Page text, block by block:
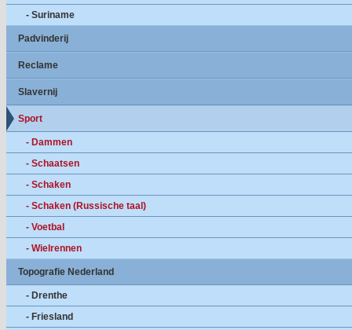
- Suriname
Padvinderij
Reclame
Slavernij
Sport
- Dammen
- Schaatsen
- Schaken
- Schaken (Russische taal)
- Voetbal
- Wielrennen
Topografie Nederland
- Drenthe
- Friesland